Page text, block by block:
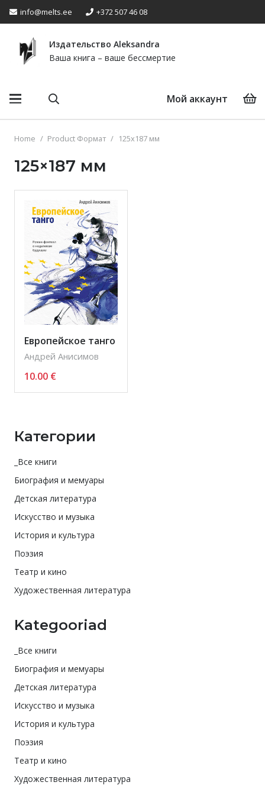
info@melts.ee +372 507 46 08
Издательство Аleksandra
Ваша книга – ваше бессмертие
Мой аккаунт
Home / Product Формат / 125x187 мм
Категории
_Все книги
Биография и мемуары
Детская литература
Искусство и музыка
История и культура
Поэзия
Театр и кино
Художественная литература
Kategooriad
_Все книги
Биография и мемуары
Детская литература
Искусство и музыка
История и культура
Поэзия
Театр и кино
Художественная литература
125×187 мм
Европейское танго
Андрей Анисимов
10.00 €